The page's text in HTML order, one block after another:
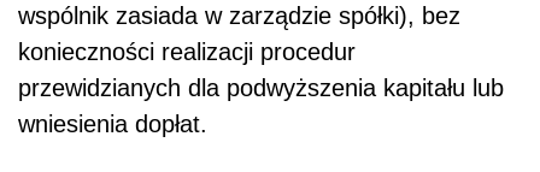
wspólnik zasiada w zarządzie spółki), bez
konieczności realizacji procedur
przewidzianych dla podwyższenia kapitału lub
wniesienia dopłat.